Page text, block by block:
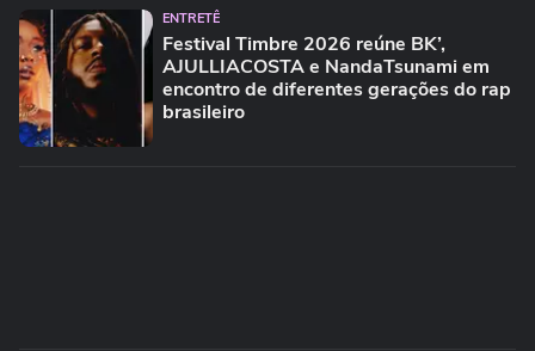
ENTRETÊ
Festival Timbre 2026 reúne BK’,
AJULLIACOSTA e NandaTsunami em
encontro de diferentes gerações do rap
brasileiro